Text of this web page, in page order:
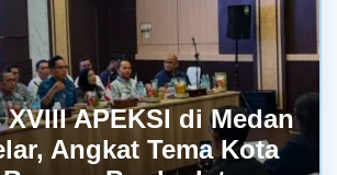
XVIII APEKSI di Medan
Angkat Tema Kota